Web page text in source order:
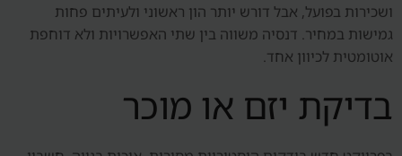
ושכירות בפועל, אבל דורש יותר הון ראשוני ולעיתים פחות
גמישות במחיר. דנסיה משווה בין שתי האפשרויות ולא דוחפת
אוטומטית לכיוון אחד.
בדיקת יזם או מוכר